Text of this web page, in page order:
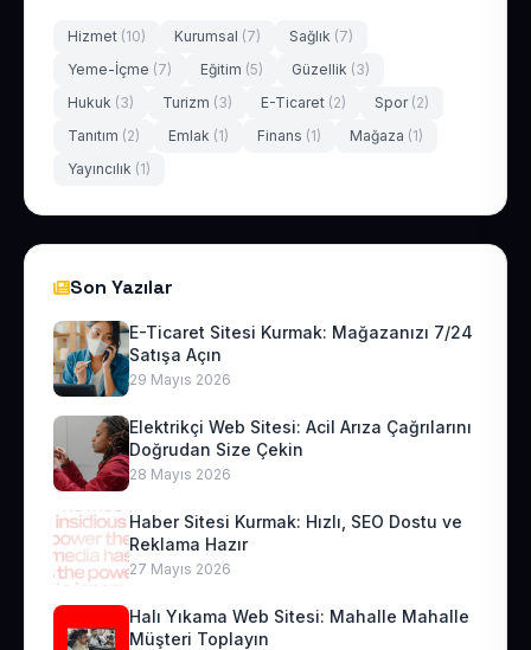
Hizmet (10) Kurumsal (7) Sağlık (7)
Yeme-İçme (7) Eğitim (5) Güzellik (3)
Hukuk (3) Turizm (3) E-Ticaret (2) Spor (2)
Tanıtım (2) Emlak (1) Finans (1) Mağaza (1)
Yayıncılık (1)
Son Yazılar
E-Ticaret Sitesi Kurmak: Mağazanızı 7/24
Satışa Açın
29 Mayıs 2026
Elektrikçi Web Sitesi: Acil Arıza Çağrılarını
Doğrudan Size Çekin
28 Mayıs 2026
Haber Sitesi Kurmak: Hızlı, SEO Dostu ve
Reklama Hazır
27 Mayıs 2026
Halı Yıkama Web Sitesi: Mahalle Mahalle
Müşteri Toplayın